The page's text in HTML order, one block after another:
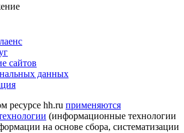
сайтов
данных
ресурсе hh.ru применяются
(информационные технологии
на основе сбора, систематизации